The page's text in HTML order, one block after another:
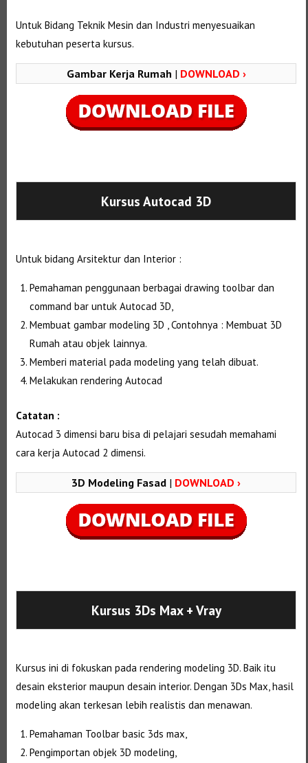
Untuk Bidang Teknik Mesin dan Industri menyesuaikan
kebutuhan peserta kursus.
Gambar Kerja Rumah | DOWNLOAD ›
Kursus Autocad 3D
Untuk bidang Arsitektur dan Interior :
Pemahaman penggunaan berbagai drawing toolbar dan
command bar untuk Autocad 3D,
Membuat gambar modeling 3D , Contohnya : Membuat 3D
Rumah atau objek lainnya.
Memberi material pada modeling yang telah dibuat.
Melakukan rendering Autocad
Catatan :
Autocad 3 dimensi baru bisa di pelajari sesudah memahami
cara kerja Autocad 2 dimensi.
3D Modeling Fasad | DOWNLOAD ›
Kursus 3Ds Max + Vray
Kursus ini di fokuskan pada rendering modeling 3D. Baik itu
desain eksterior maupun desain interior. Dengan 3Ds Max, hasil
modeling akan terkesan lebih realistis dan menawan.
Pemahaman Toolbar basic 3ds max,
Pengimportan objek 3D modeling,